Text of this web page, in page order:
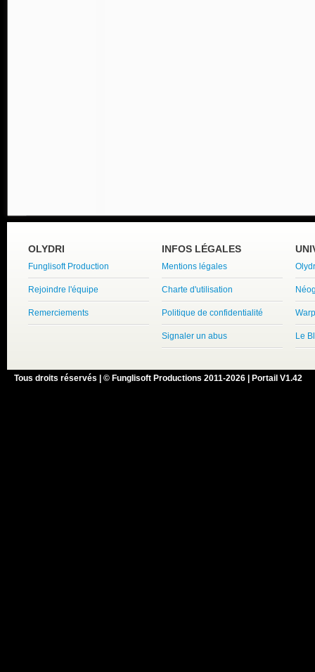
OLYDRI
Funglisoft Production
Rejoindre l'équipe
Remerciements
INFOS LÉGALES
Mentions légales
Charte d'utilisation
Politique de confidentialité
Signaler un abus Le
Tous droits réservés | © Funglisoft Productions 2011-2026 | Portail V1.42